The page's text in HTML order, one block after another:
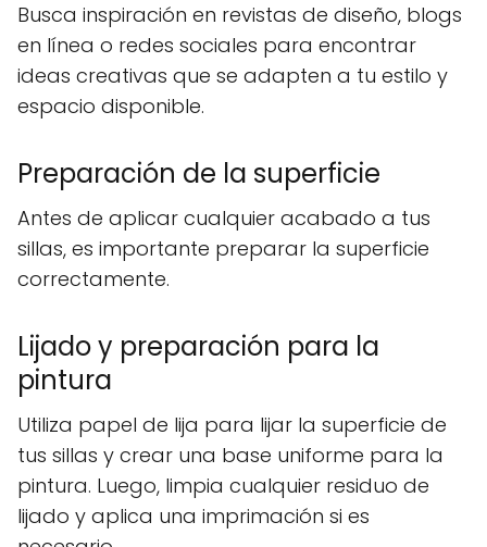
Busca inspiración en revistas de diseño, blogs
en línea o redes sociales para encontrar
ideas creativas que se adapten a tu estilo y
espacio disponible.
Preparación de la superficie
Antes de aplicar cualquier acabado a tus
sillas, es importante preparar la superficie
correctamente.
Lijado y preparación para la
pintura
Utiliza papel de lija para lijar la superficie de
tus sillas y crear una base uniforme para la
pintura. Luego, limpia cualquier residuo de
lijado y aplica una imprimación si es